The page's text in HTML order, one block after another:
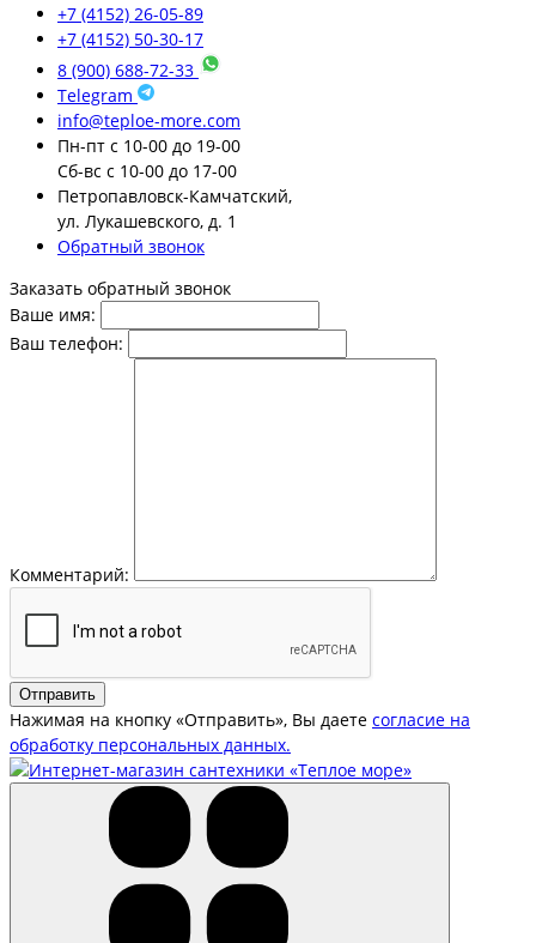
+7 (4152) 26-05-89
+7 (4152) 50-30-17
8 (900) 688-72-33
Telegram
info@teploe-more.com
Пн-пт с 10-00 до 19-00
Сб-вс с 10-00 до 17-00
Петропавловск-Камчатский,
ул. Лукашевского, д. 1
Обратный звонок
Заказать обратный звонок
Ваше имя:
Ваш телефон:
Комментарий:
Отправить
Нажимая на кнопку «Отправить», Вы даете согласие на
обработку персональных данных.